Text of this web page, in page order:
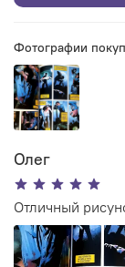
Фотографии
Олег
Отличный